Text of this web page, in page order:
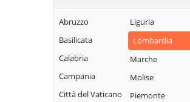
Barbata
Fonteno
Foppolo
Foresto Sparso
Fornovo San
Giovanni
Abruzzo
Basilicata
Calabria
Campania
Città del Vaticano
Liguria
Lombardia
Marche
Molise
Piemonte